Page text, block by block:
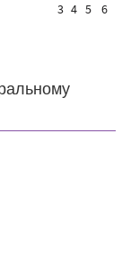
3 4 5 6